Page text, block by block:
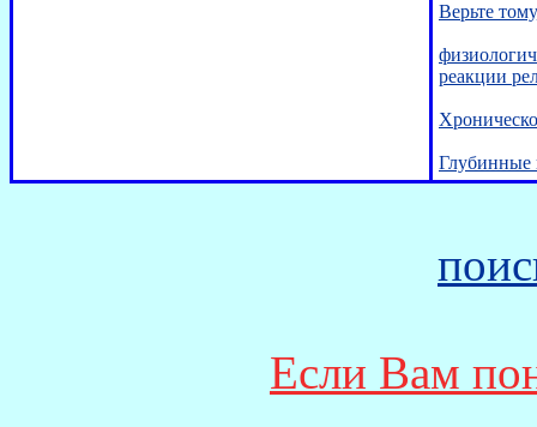
Верьте
реакции
Глубинные
Если Вам